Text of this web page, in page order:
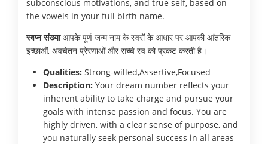
subconscious motivations, and true self, based on
the vowels in your full birth name.
स्वप्न संख्याआपके पूर्ण जन्म नाम के स्वरों के आधार पर आपकी आंतरिक
इच्छाओं, अवचेतन प्रेरणाओं और सच्चे स्व को प्रकट करती है।
Qualities: Strong-willed,Assertive,Focused
Description: Your dream number reflects your
inherent ability to take charge and pursue your
goals with intense passion and focus. You are
highly driven, with a clear sense of purpose, and
you naturally seek personal success in all areas